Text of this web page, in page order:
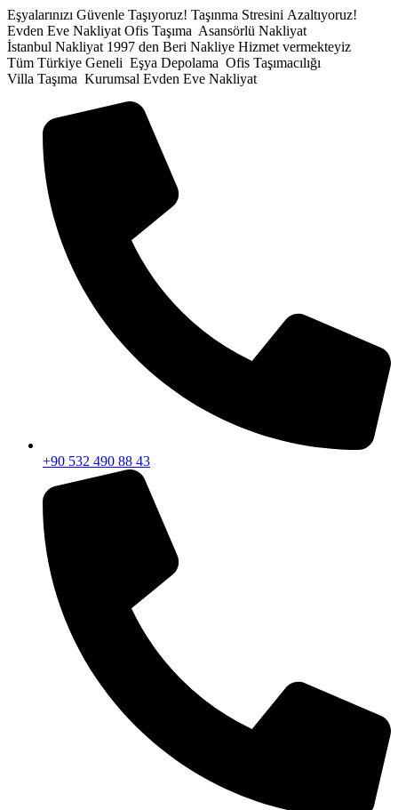
İçeriğe
atla
Eşyalarınızı Güvenle Taşıyoruz! Taşınma Stresini Azaltıyoruz!
Evden Eve Nakliyat Ofis Taşıma Asansörlü Nakliyat
İstanbul Nakliyat 1997 den Beri Nakliye Hizmet vermekteyiz
Tüm Türkiye Geneli Eşya Depolama Ofis Taşımacılığı
Villa Taşıma Kurumsal Evden Eve Nakliyat
+90 532 490 88 43